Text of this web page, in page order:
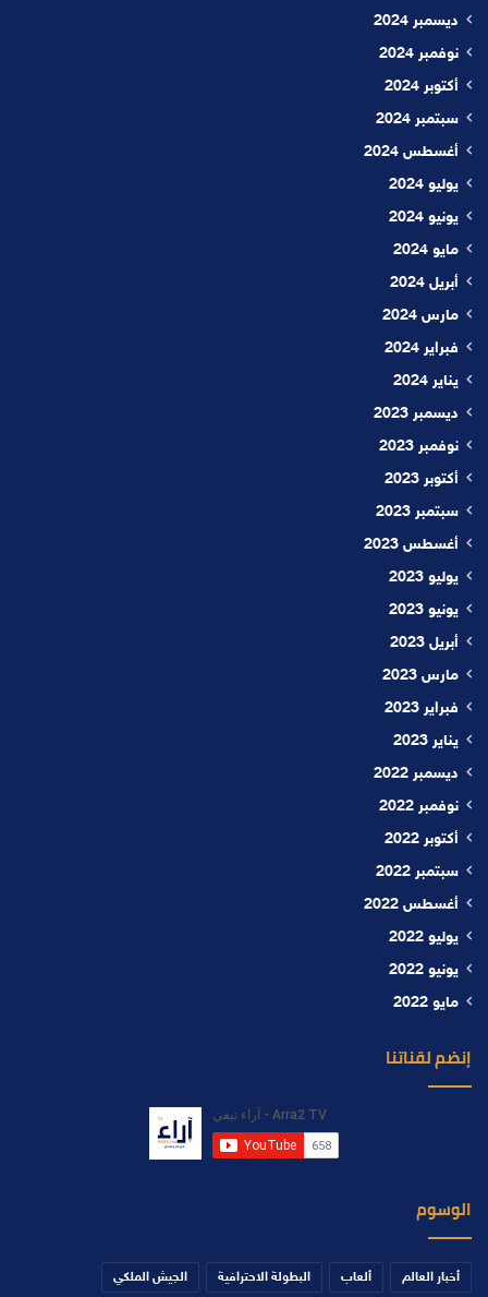
ديسمبر 2024
نوفمبر 2024
أكتوبر 2024
سبتمبر 2024
أغسطس 2024
يوليو 2024
يونيو 2024
مايو 2024
أبريل 2024
مارس 2024
فبراير 2024
يناير 2024
ديسمبر 2023
نوفمبر 2023
أكتوبر 2023
سبتمبر 2023
أغسطس 2023
يوليو 2023
يونيو 2023
أبريل 2023
مارس 2023
فبراير 2023
يناير 2023
ديسمبر 2022
نوفمبر 2022
أكتوبر 2022
سبتمبر 2022
أغسطس 2022
يوليو 2022
يونيو 2022
مايو 2022
إنضم لقناتنا
الوسوم
أخبار العالم ألعاب البطولة الاحترافية الجيش الملكي